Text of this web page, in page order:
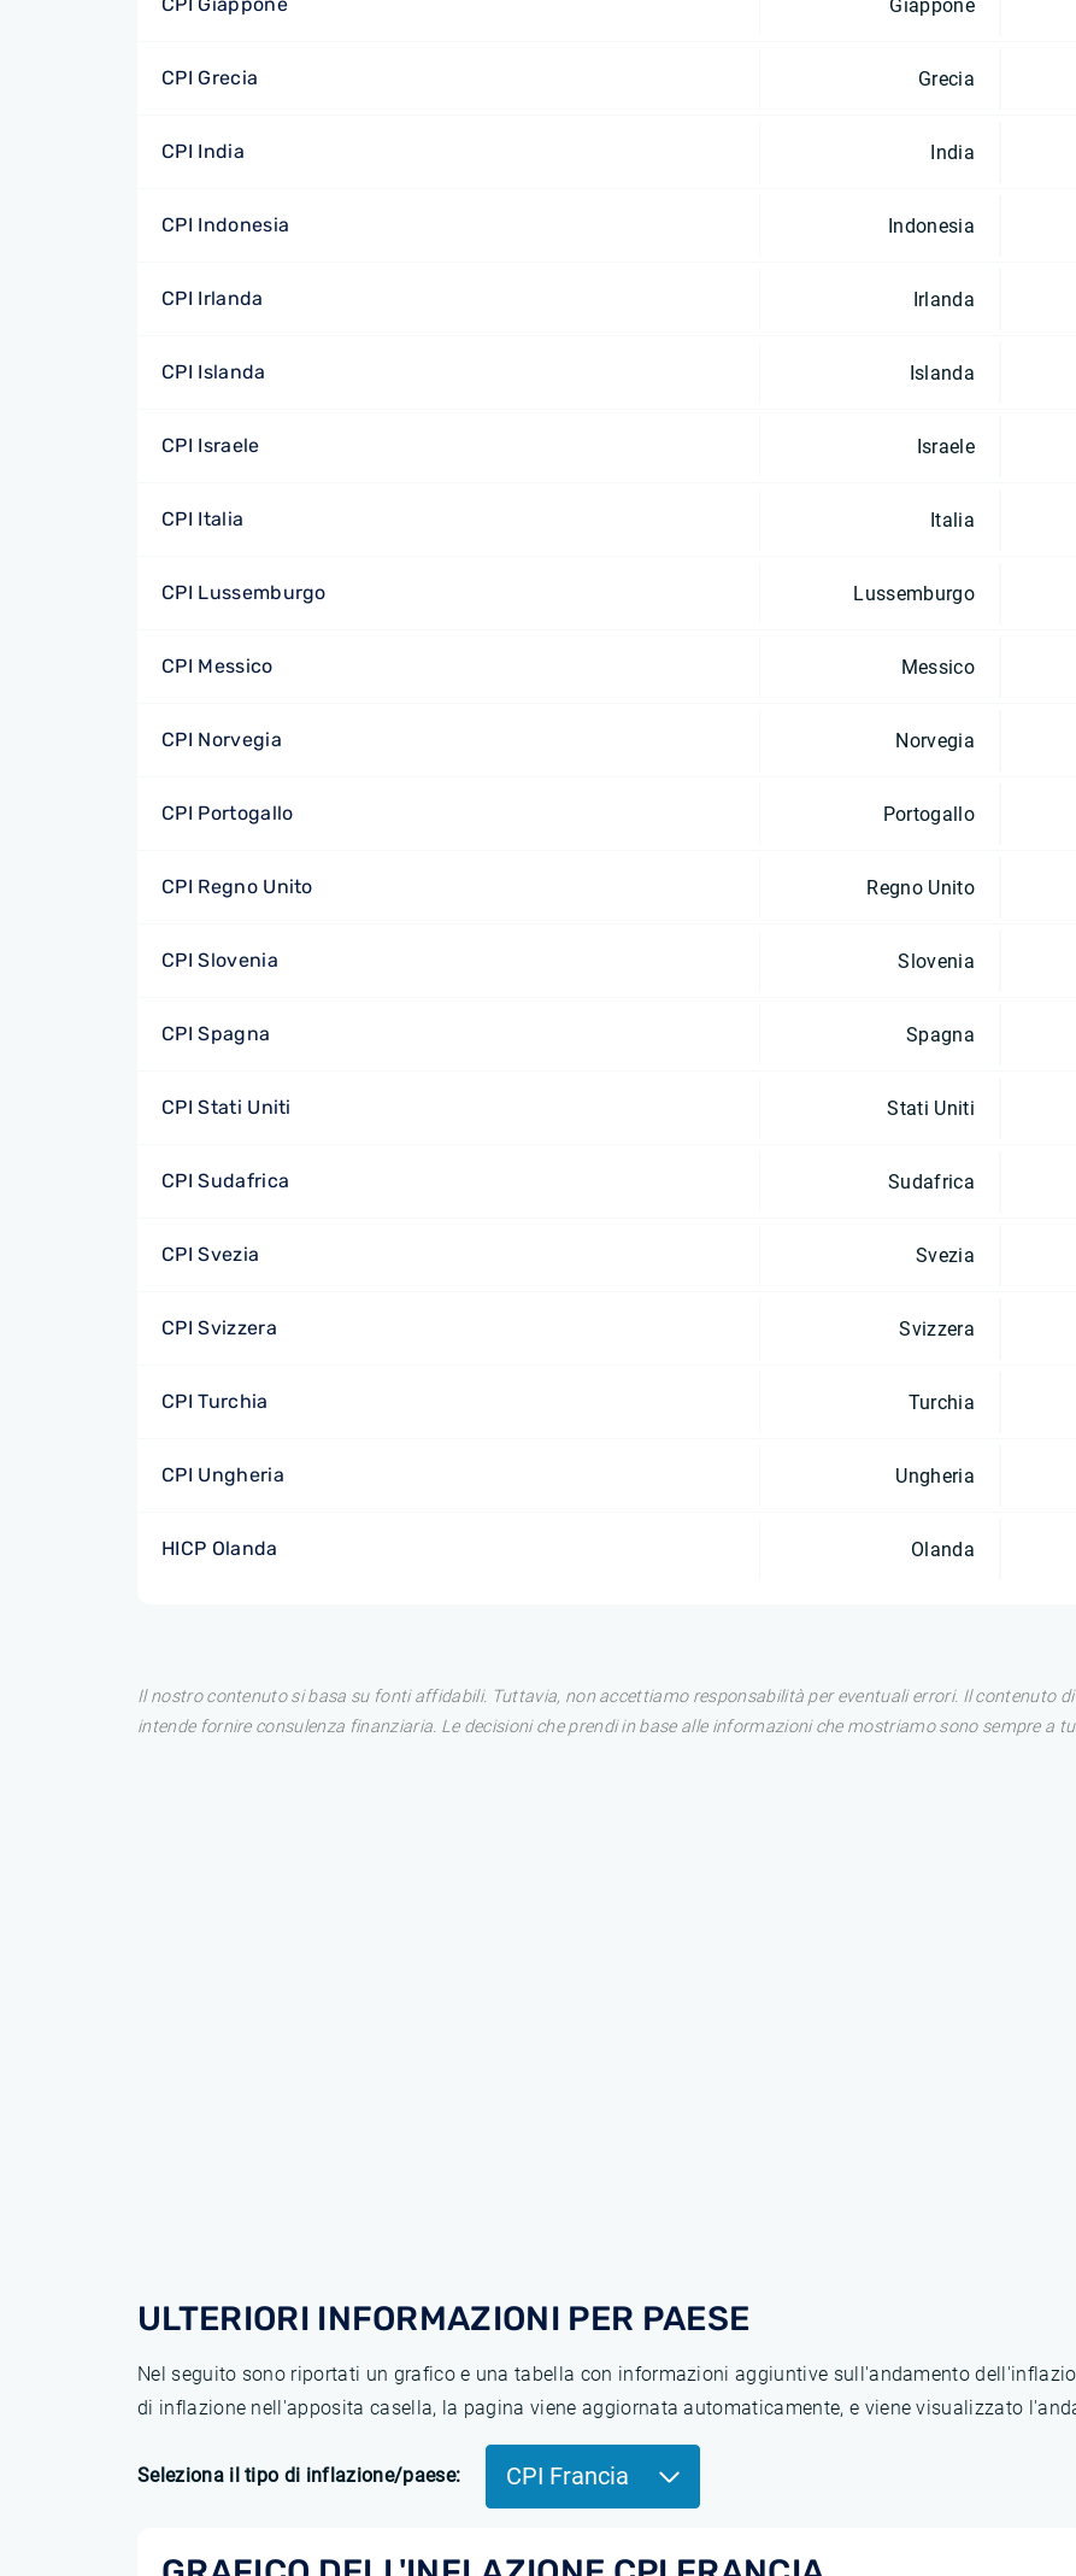
Giappone
CPI Grecia Grecia
CPI India India
CPI Indonesia Indonesia
CPI Irlanda Irlanda
CPI Islanda Islanda
CPI Israele Israele
CPI Italia Italia
CPI Lussemburgo Lussemburgo
CPI Messico Messico
CPI Norvegia Norvegia
CPI Portogallo Portogallo
CPI Regno Unito Regno Unito
CPI Slovenia Slovenia
CPI Spagna Spagna
CPI Stati Uniti Stati Uniti
CPI Sudafrica Sudafrica
CPI Svezia Svezia
CPI Svizzera Svizzera
CPI Turchia Turchia
CPI Ungheria Ungheria
HICP Olanda Olanda
Il nostro contenuto si basa su fonti affidabili. Tuttavia, non accettiamo responsabilità per eventuali errori. Il contenuto
intende fornire consulenza finanziaria. Le decisioni che prendi in base alle informazioni che mostriamo sono sempre a
ULTERIORI INFORMAZIONI PER PAESE
Nel seguito sono riportati un grafico e una tabella con informazioni aggiuntive sull'andamento
di inflazione nell'apposita casella, la pagina viene aggiornata automaticamente, e viene visualizzato
Seleziona il tipo di inflazione/paese: CPI Francia